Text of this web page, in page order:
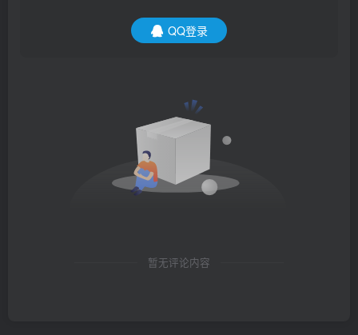
QQ登录
暂无评论内容